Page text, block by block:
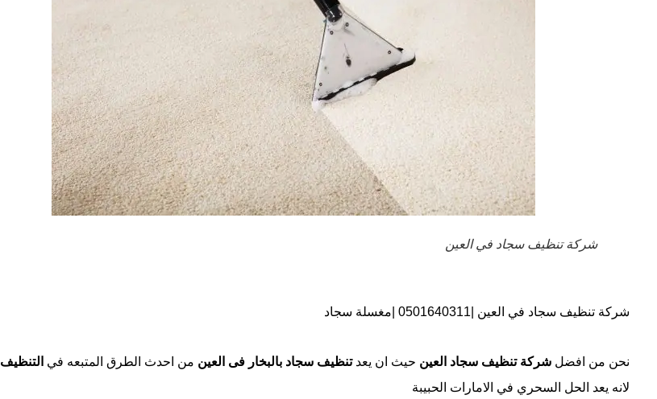
شركة تنظيف سجاد في العين
شركة تنظيف سجاد في العين |0501640311 |مغسلة سجاد
نحن من افضل شركة تنظيف سجاد العين حيث ان يعدتنظيف سجاد بالبخار فى العين من احدث الطرق المتبعه في التنظيف
لانه يعد الحل السحري في الامارات الحبيبة